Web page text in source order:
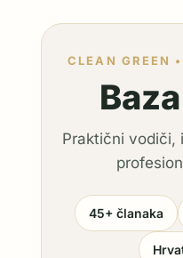
CLEAN GREEN
Praktični vodiči,
45+ članaka